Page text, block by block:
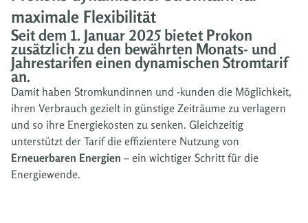
maximale Flexibilität
Seit dem 1. Januar 2025 bietet Prokon
zusätzlich zu den bewährten Monats- und
Jahrestarifen einen dynamischen Stromtarif
an.
Damit haben Stromkundinnen und -kunden die Möglichkeit,
ihren Verbrauch gezielt in günstige Zeiträume zu verlagern
und so ihre Energiekosten zu senken. Gleichzeitig
unterstützt der Tarif die effizientere Nutzung von
Erneuerbaren Energien – ein wichtiger Schritt für die
Energiewende.